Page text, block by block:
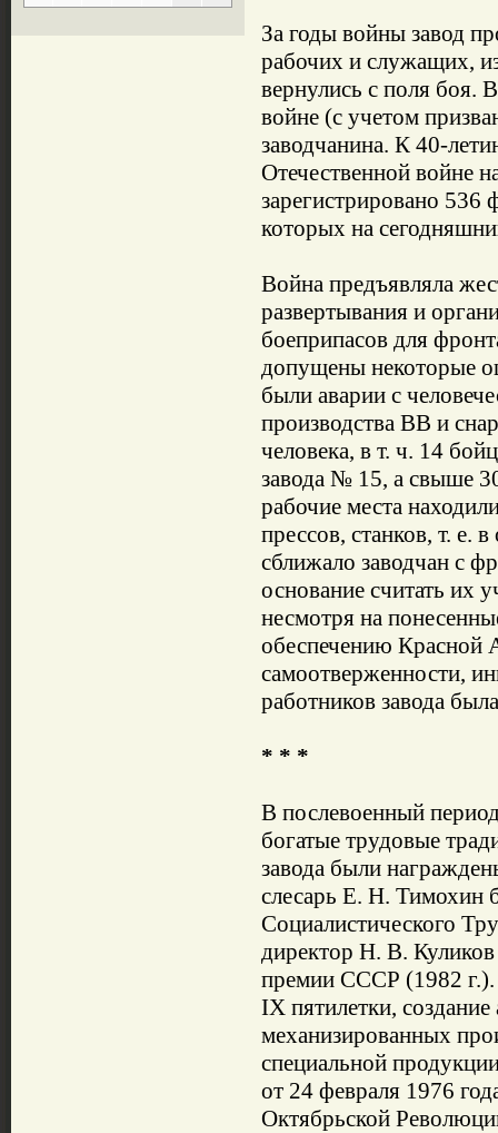
За годы войны завод
рабочих и служащих,
вернулись с поля боя.
войне (с учетом
заводчанина. К 40-
Отечественной войне
зарегистрировано 536
которых на
Война предъявляла
развертывания и
боеприпасов для
допущены некоторые
были аварии с
производства ВВ и
человека, в т. ч. 14
завода № 15, а свыше
рабочие места
прессов, станков, т. е.
сближало заводчан с
основание считать их
несмотря на
обеспечению Красной
самоотверженности,
работников завода
* * *
В послевоенный
богатые трудовые
завода были
слесарь Е. Н. Тимохин
Социалистического
директор Н. В. Куликов
премии СССР (1982 г.).
IX пятилетки,
механизированных
специальной
от 24 февраля 1976
Октябрьской